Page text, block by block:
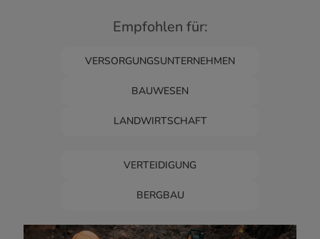
Empfohlen für:
VERSORGUNGSUNTERNEHMEN
BAUWESEN
LANDWIRTSCHAFT
VERTEIDIGUNG
BERGBAU